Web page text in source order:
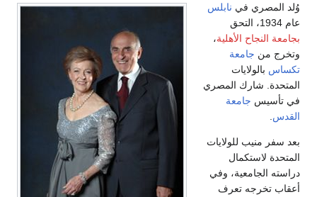
وُلد المصري في نابلس
عام 1934، التحق
بجامعة النجاح الأهلية،
وتخرج من جامعة
تكساس بالولايات
المتحدة. شارك المصري
في تأسيس جامعة
القدس
بعد سفر منيب للولايات
المتحدة لاستكمال
دراسته الجامعية، وفي
أعقاب تخرجه تعرف